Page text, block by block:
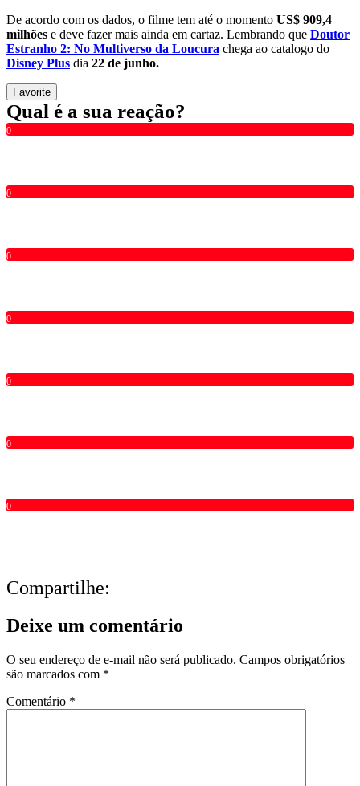
De acordo com os dados, o filme tem até o momento US$ 909,4
milhões e deve fazer mais ainda em cartaz. Lembrando que Doutor
Estranho 2: No Multiverso da Loucura chega ao catalogo do
Disney Plus dia 22 de junho.
Favorite
Qual é a sua reação?
0
0
0
0
0
0
0
Compartilhe:
Deixe um comentário
O seu endereço de e-mail não será publicado. Campos obrigatórios
são marcados com *
Comentário *